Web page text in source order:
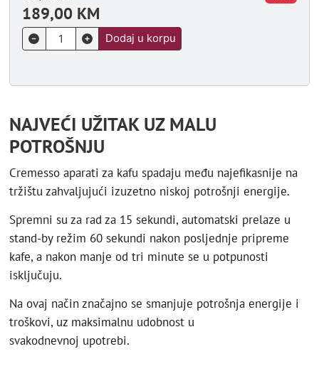
189,00 KM
Dodaj u korpu
NAJVEĆI UŽITAK UZ MALU
POTROŠNJU
Cremesso aparati za kafu spadaju među najefikasnije na
tržištu zahvaljujući izuzetno niskoj potrošnji energije.
Spremni su za rad za 15 sekundi, automatski prelaze u
stand-by režim 60 sekundi nakon posljednje pripreme
kafe, a nakon manje od tri minute se u potpunosti
isključuju.
Na ovaj način značajno se smanjuje potrošnja energije i
troškovi, uz maksimalnu udobnost u
svakodnevnoj upotrebi.